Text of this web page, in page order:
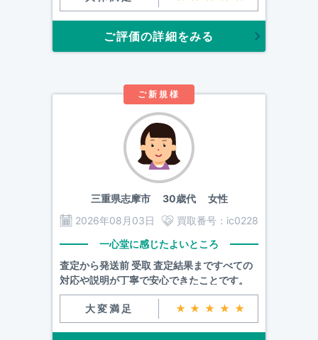
ご評価の詳細をみる
ご新規様
三重県志摩市30歳代 女性
2026年08月03日
買取番号： ic0228
一心堂に感じたよいところ
査定から発送前 受取 査定結果まですべての
対応や説明が丁寧で安心できたことです。
大変満足 ★★★★★